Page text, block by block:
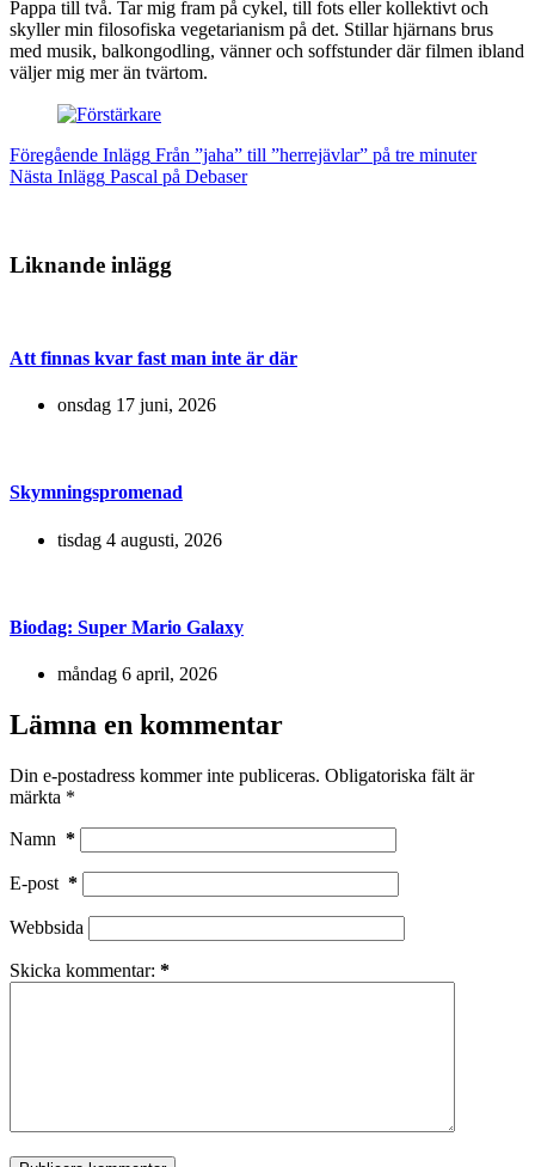
Pappa till två. Tar mig fram på cykel, till fots eller kollektivt och
skyller min filosofiska vegetarianism på det. Stillar hjärnans brus
med musik, balkongodling, vänner och soffstunder där filmen ibland
väljer mig mer än tvärtom.
Föregående Inlägg Från ”jaha” till ”herrejävlar” på tre minuter
Nästa Inlägg Pascal på Debaser
Liknande inlägg
Att finnas kvar fast man inte är där
onsdag 17 juni, 2026
Skymningspromenad
tisdag 4 augusti, 2026
Biodag: Super Mario Galaxy
måndag 6 april, 2026
Lämna en kommentar
Din e-postadress kommer inte publiceras. Obligatoriska fält är
märkta *
Namn *
E-post *
Webbsida
Skicka kommentar: *